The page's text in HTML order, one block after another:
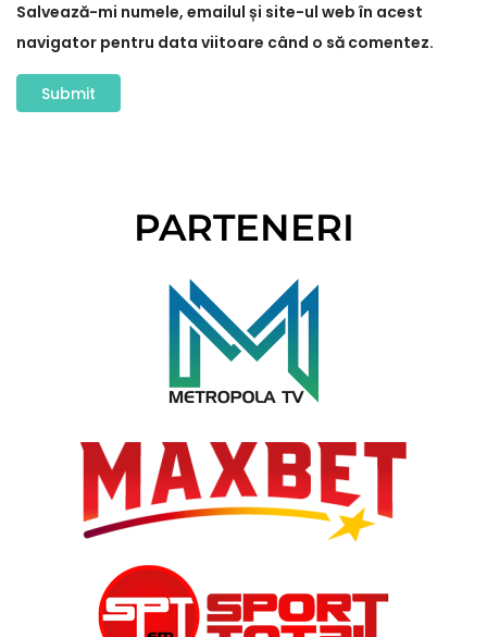
Salvează-mi numele, emailul și site-ul web în acest
navigator pentru data viitoare când o să comentez.
PARTENERI